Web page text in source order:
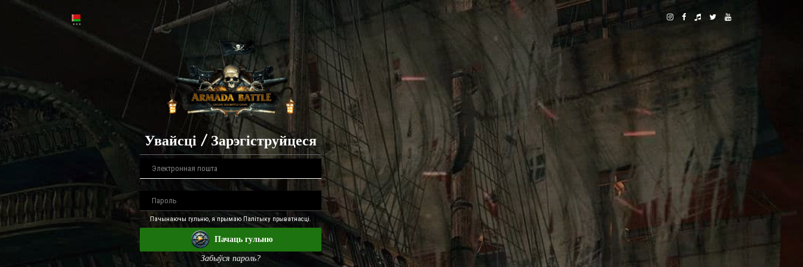
Увайсці / Зарэгіструйцеся
Пачынаючы гульню, я прымаю Палітыку прыватнасці.
Пачаць гульню
Забыўся пароль?